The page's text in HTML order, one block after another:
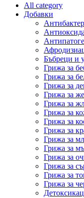
All category
Добавки
Бъбреци и
Грижа за
Грижа за
Грижа за
Грижа за
Грижа за
Грижа за
Грижа за
Грижа за
Грижа за
Грижа за
Грижа за
Грижа за
Грижа за
Грижа за